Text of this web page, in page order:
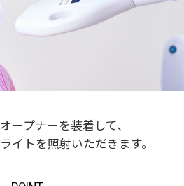
オープナーを装着して、
ライトを照射いただきます。